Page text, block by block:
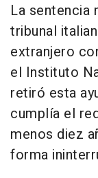
La sentencia
tribunal
extranjero
el Instituto
retiró esta
cumplía el
menos diez
forma